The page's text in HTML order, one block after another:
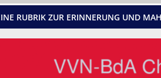
RUBRIK ZUR ERINNERUNG UND